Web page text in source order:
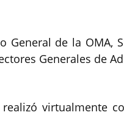
General de la OMA,
Generales de
realizó virtualmente